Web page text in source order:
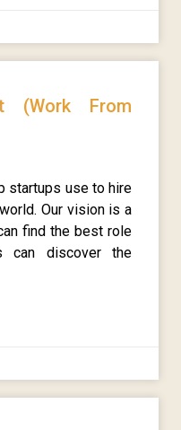
(Work From
startups use to hire
Our vision is a
find the best role
can discover the